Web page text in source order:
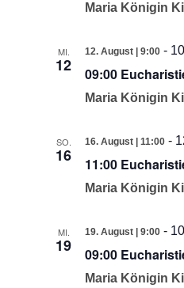
Maria Königin
MI.
12
12. August | 9:00 -
09:00
Maria Königin
SO.
16
16. August | 11:00 -
11:00
Maria Königin
MI.
19
19. August | 9:00 -
09:00
Maria Königin